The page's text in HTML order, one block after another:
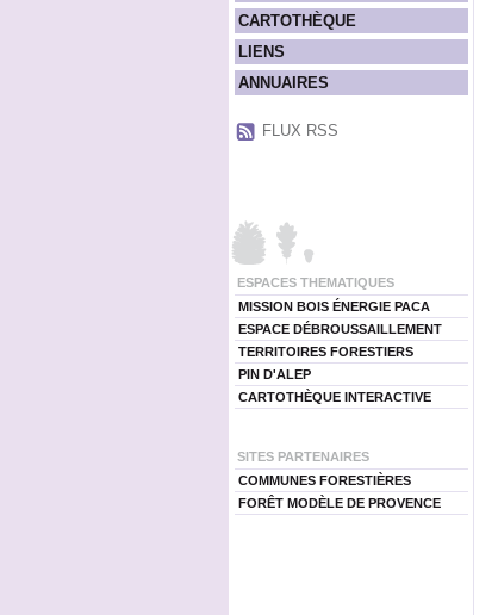
CARTOTHÈQUE
LIENS
ANNUAIRES
FLUX RSS
ESPACES THEMATIQUES
MISSION BOIS ÉNERGIE PACA
ESPACE DÉBROUSSAILLEMENT
TERRITOIRES FORESTIERS
PIN D'ALEP
CARTOTHÈQUE INTERACTIVE
SITES PARTENAIRES
COMMUNES FORESTIÈRES
FORÊT MODÈLE DE PROVENCE